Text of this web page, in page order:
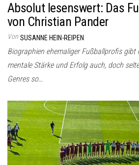
Absolut lesenswert: Das
von Christian Pander
Von SUSANNE HEIN-REIPEN
Biographien ehemaliger Fußballprofis gibt
mentale Stärke und Erfolg auch, doch
Genres so…